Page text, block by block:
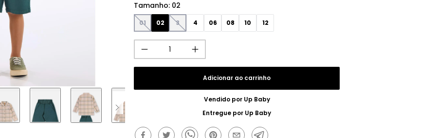
Tamanho: 02
01 02 3 4 06 08 10 12
Adicionar ao carrinho
Vendido por Up Baby
Entregue por Up Baby